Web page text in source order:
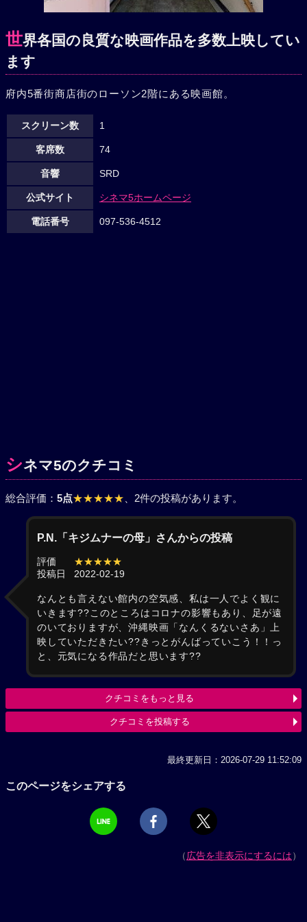
世界各国の良質な映画作品を多数上映してい
ます
府内5番街商店街のローソン2階にある映画館。
スクリーン数 1
客席数 74
音響 SRD
公式サイト シネマ5ホームページ
電話番号 097-536-4512
シネマ5のクチコミ
総合評価： 5点★★★★★ 、2件の投稿があります。
P.N.「キジムナーの母」さんからの投稿
評価
★★★★★
投稿日
2022-02-19
なんとも言えない館内の空気感、私は一人でよく観に
いきます??このところはコロナの影響もあり、足が遠
のいておりますが、沖縄映画「なんくるないさあ」上
映していただきたい??きっとがんばっていこう！！っ
と、元気になる作品だと思います??
クチコミをもっと見る
クチコミを投稿する
最終更新日：2026-07-29 11:52:09
このページをシェアする
（広告を非表示にするには）